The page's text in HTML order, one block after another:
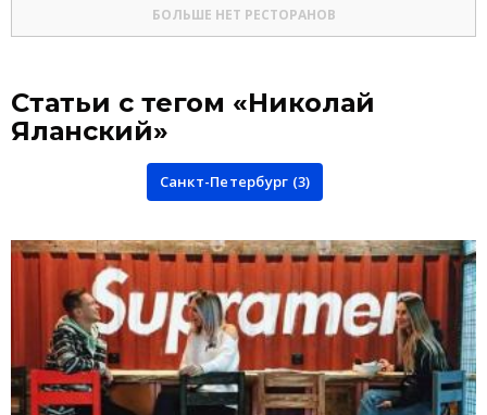
БОЛЬШЕ НЕТ РЕСТОРАНОВ
Статьи с тегом «Николай
Яланский»
Санкт-Петербург (3)